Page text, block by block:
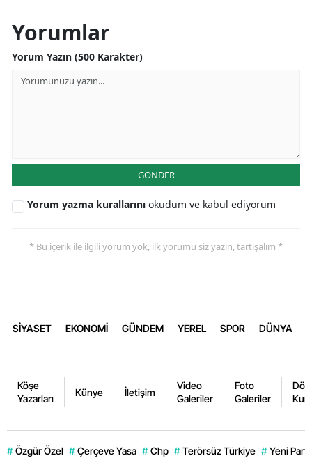
Yorumlar
Yorum Yazın (500 Karakter)
GÖNDER
Yorum yazma kurallarını okudum ve kabul ediyorum
* Bu içerik ile ilgili yorum yok, ilk yorumu siz yazın, tartışalım *
SİYASET EKONOMİ GÜNDEM YEREL SPOR DÜNYA
Köşe
Yazarları
Künye İletişim
Video
Galeriler
Foto
Galeriler
# Özgür Özel # Çerçeve Yasa # Chp # Terörsüz Türkiye # Yeni Parti